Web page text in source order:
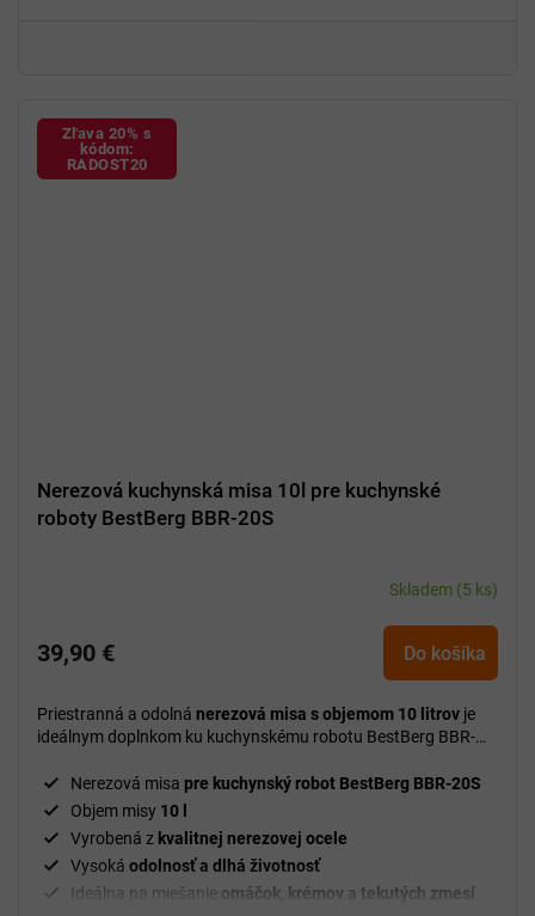
Zľava 20% s
kódom:
RADOST20
Nerezová kuchynská misa 10l pre kuchynské
roboty BestBerg BBR-20S
Skladem (5 ks)
39,90 € Do košíka
Priestranná a odolná nerezová misa s objemom 10 litrov je
ideálnym doplnkom ku kuchynskému robotu BestBerg BBR-
receptov.
Nerezová misa pre kuchynský robot BestBerg BBR-20S
Objem misy 10 l
Vyrobená z kvalitnej nerezovej ocele
Vysoká odolnosť a dlhá životnosť
Ideálna na miešanie omáčok, krémov a tekutých zmesí